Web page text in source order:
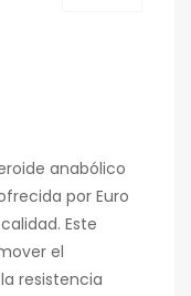
anabólico
por Euro
Este
el
resistencia